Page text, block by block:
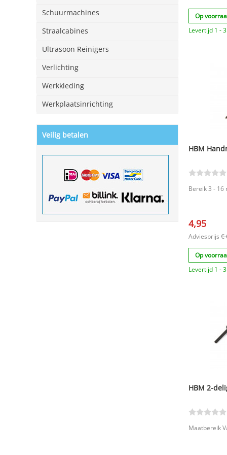
Schuurmachines
Straalcabines
Ultrasoon Reinigers
Verlichting
Werkkleding
Werkplaatsinrichting
Veilig betalen
Op
Levertijd 1 -
HBM
Bereik 3 -
4,95
Adviesprijs €
Op
Levertijd 1 -
HBM 2-
Maatbereik